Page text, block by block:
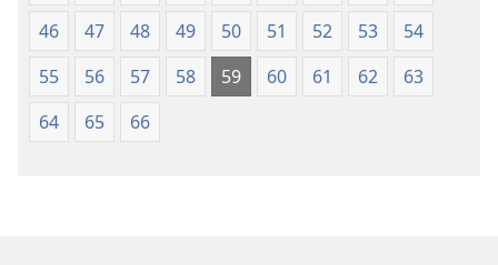
46
47 48 49 50 51 52 53
54
55
56 57 58 59 60 61 62
63
64
65 66